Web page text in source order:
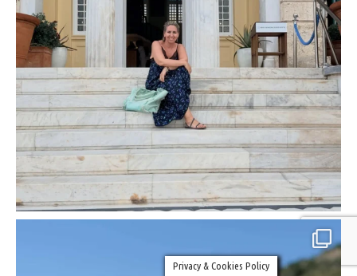
Privacy & Cookies Policy